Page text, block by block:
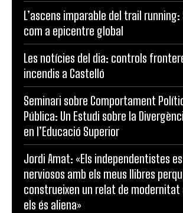
L’ascens imparable del trail
com a epicentre global
Les notícies del dia: controls
incendis a Castelló
Seminari sobre Comportament
Pública: Un Estudi sobre la
en l’Educació Superior
Jordi Amat: «Els independentistes
nerviosos amb els meus llibres
construeixen un relat de modernitat
els és aliena»